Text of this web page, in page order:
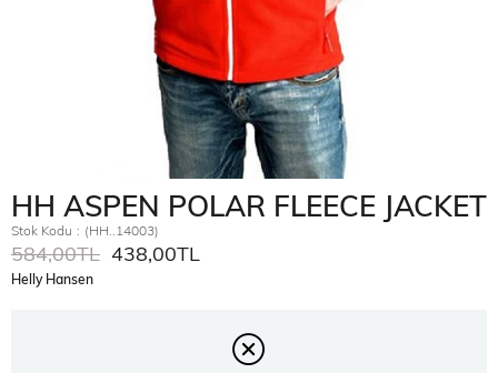
HH ASPEN POLAR FLEECE JACKET
Stok Kodu (HH..14003)
584,00TL 438,00TL
Helly Hansen